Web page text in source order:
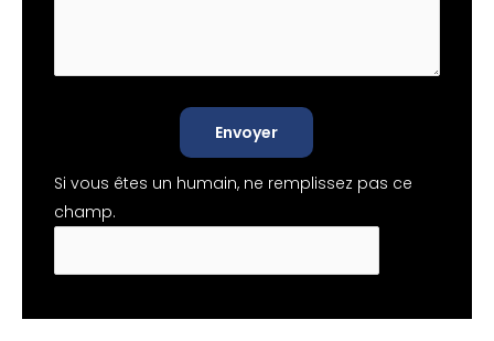
Envoyer
Si vous êtes un humain, ne remplissez pas ce
champ.